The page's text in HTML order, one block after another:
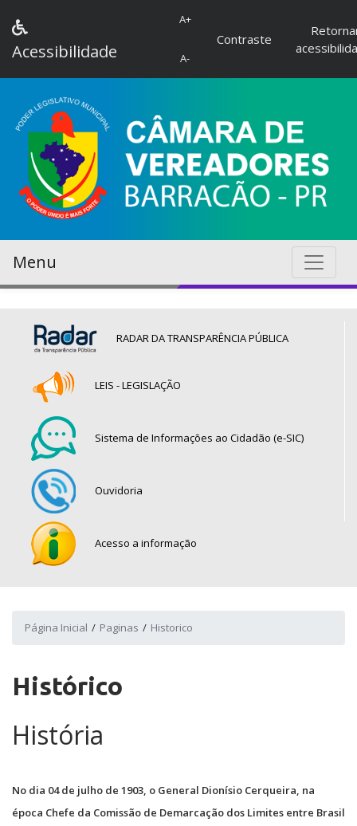
Acessibilidade
A+
A-
Contraste
Menu
RADAR DA TRANSPARÊNCIA PÚBLICA
LEIS - LEGISLAÇÃO
Sistema de Informações ao Cidadão (e-SIC)
Ouvidoria
Acesso a informação
Página Inicial Paginas Historico
Histórico
História
No dia 04 de julho de 1903, o General Dionísio Cerqueira, na
época Chefe da Comissão de Demarcação dos Limites entre Brasil